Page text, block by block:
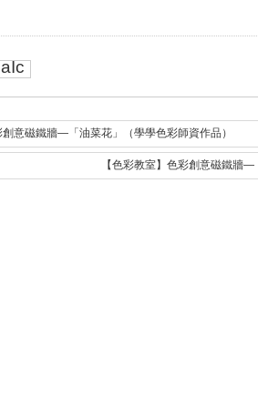
創意磁鐵牆—「油菜花」（學學色彩師資作品）
【色彩教室】色彩創意磁鐵牆